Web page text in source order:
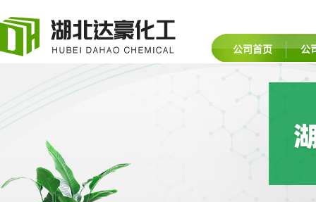
公司首页 公